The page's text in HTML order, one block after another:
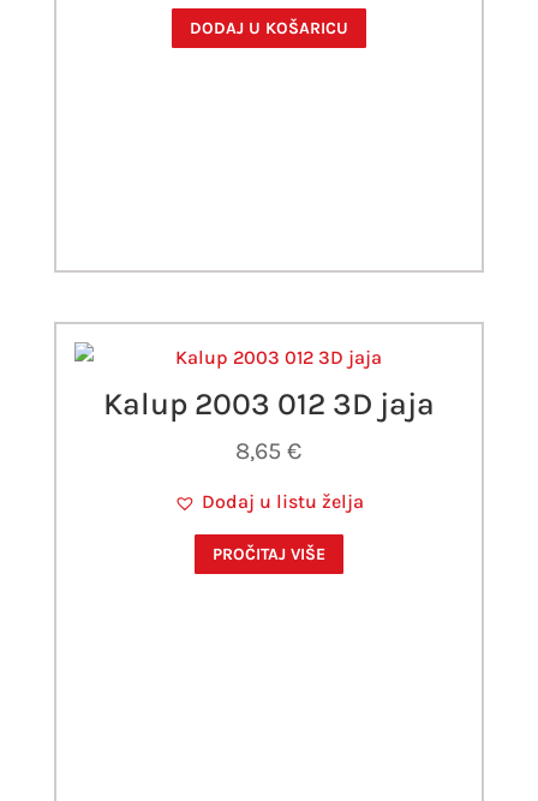
DODAJ U KOŠARICU
Kalup 2003 012 3D jaja
8,65€
Dodaj u listu želja
PROČITAJ VIŠE